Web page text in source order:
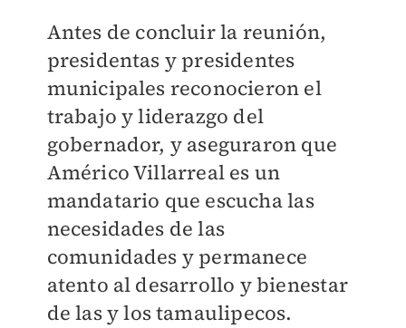
Antes de concluir la reunión,
presidentas y presidentes
municipales reconocieron el
trabajo y liderazgo del
gobernador, y aseguraron que
Américo Villarreal es un
mandatario que escucha las
necesidades de las
comunidades y permanece
atento al desarrollo y bienestar
de las y los tamaulipecos.